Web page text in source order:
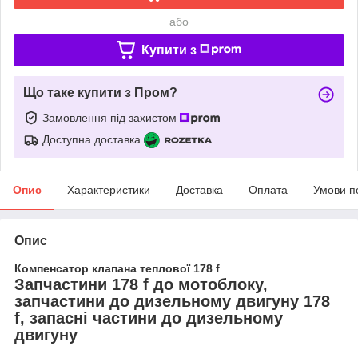
або
Купити з
Що таке купити з Пром?
Замовлення під захистом
Доступна доставка
Опис Характеристики Доставка Оплата Умови
Опис
Компенсатор клапана теплової 178 f
Запчастини 178 f до мотоблоку,
запчастини до дизельному двигуну 178
f, запасні частини до дизельному
двигуну